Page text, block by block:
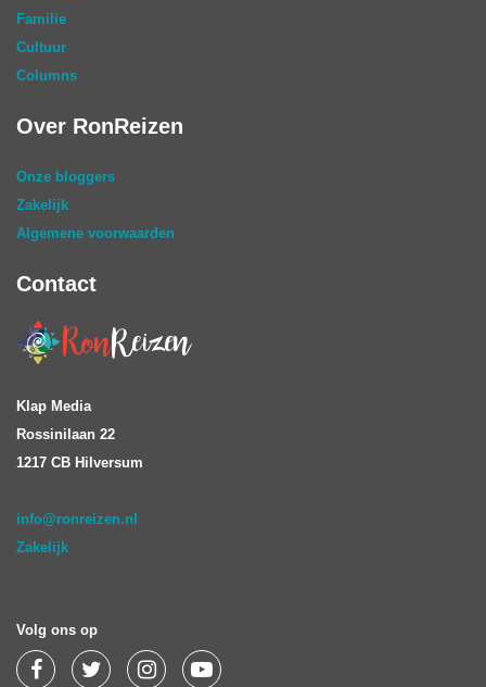
Familie
Cultuur
Columns
Over RonReizen
Onze bloggers
Zakelijk
Algemene voorwaarden
Contact
Klap Media
Rossinilaan 22
1217 CB Hilversum
info@ronreizen.nl
Zakelijk
Volg ons op